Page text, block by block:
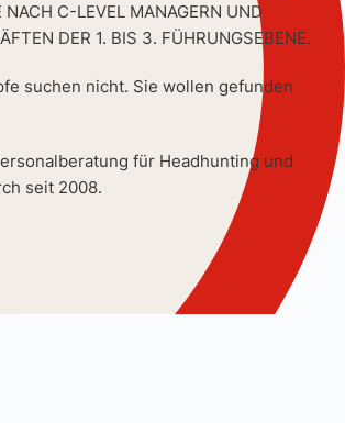
NACH C-LEVEL MANAGERN UND
DER 1. BIS 3. FÜHRUNGSEBENE.
suchen nicht. Sie wollen gefunden
für Headhunting und
seit 2008.